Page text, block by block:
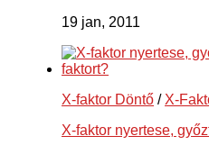
19 jan, 2011
X-faktor Döntő / X-
X-faktor nyertese,